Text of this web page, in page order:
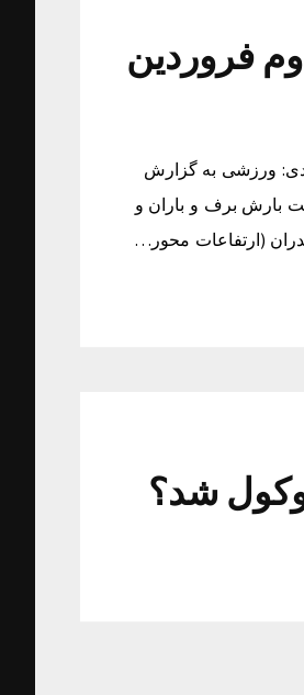
در صبح دوم فروردین
خبر: خبر آنلاین طبقه بندی: ورزشی به گزارش
بارش برف و باران و
(ارتفاعات محور…